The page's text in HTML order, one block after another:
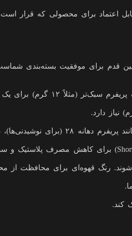
اعتماد برای محصولی که قرار
قدم برای موفقیت بسته‌بندی
کند.